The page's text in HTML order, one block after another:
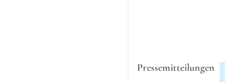
Pressemitteilungen